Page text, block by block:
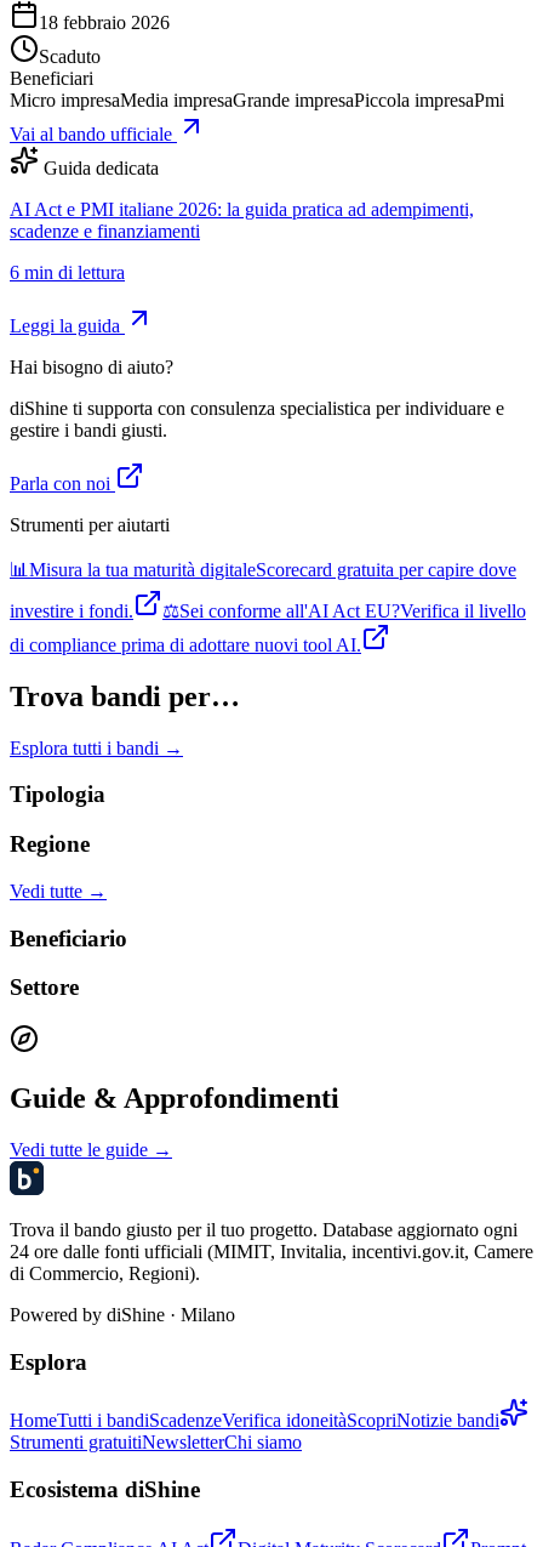
18 febbraio 2026
Scaduto
Beneficiari
Micro impresaMedia impresaGrande impresaPiccola impresaPmi
Vai al bando ufficiale
Guida dedicata
AI Act e PMI italiane 2026: la guida pratica ad adempimenti,
scadenze e finanziamenti
6 min di lettura
Leggi la guida
Hai bisogno di aiuto?
diShine ti supporta con consulenza specialistica per individuare e
gestire i bandi giusti.
Parla con noi
Strumenti per aiutarti
📊 Misura la tua maturità digitaleScorecard gratuita per capire dove
investire i fondi.
⚖️Sei conforme all'AI Act EU?Verifica il livello
di compliance prima di adottare nuovi tool AI.
Trova bandi per…
Esplora tutti i bandi →
Tipologia
Regione
Vedi tutte →
Beneficiario
Settore
Guide & Approfondimenti
Vedi tutte le guide →
Trova il bando giusto per il tuo progetto. Database aggiornato ogni
24 ore dalle fonti ufficiali (MIMIT, Invitalia, incentivi.gov.it, Camere
di Commercio, Regioni).
Powered by diShine · Milano
Esplora
HomeTutti i bandiScadenzeVerifica idoneitàScopriNotizie bandi
Strumenti gratuitiNewsletterChi siamo
Ecosistema diShine